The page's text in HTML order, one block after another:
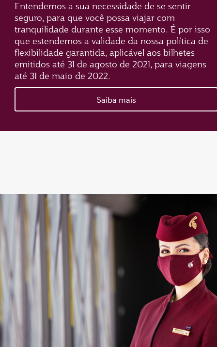
Entendemos a sua necessidade de se sentir
seguro, para que você possa viajar com
tranquilidade durante esse momento. É por isso
que estendemos a validade da nossa política de
flexibilidade garantida, aplicável aos bilhetes
emitidos até 31 de agosto de 2021, para viagens
até 31 de maio de 2022.
Saiba mais